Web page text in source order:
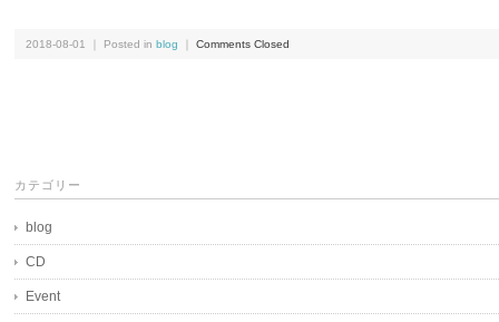
2018-08-01 ｜ Posted in blog Comments Closed
カテゴリー
blog
CD
Event